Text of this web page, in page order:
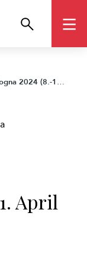
(8.-11. April 2024)
April